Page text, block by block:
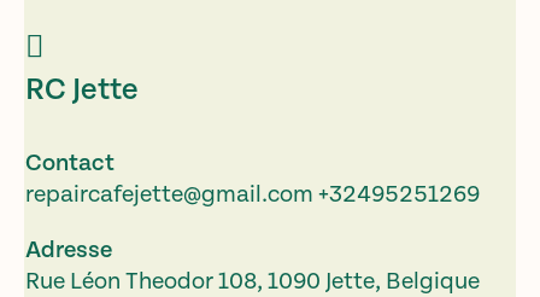
RC Jette
Contact
repaircafejette@gmail.com +32495251269
Adresse
Rue Léon Theodor 108, 1090 Jette, Belgique